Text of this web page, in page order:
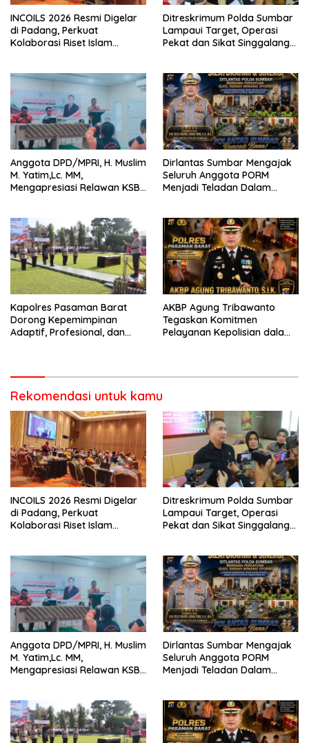
INCOILS 2026 Resmi Digelar
di Padang, Perkuat
Kolaborasi Riset Islam
Ditreskrimum Polda Sumbar
Lampaui Target, Operasi
Pekat dan Sikat Singgalang
Anggota DPD/MPRI, H. Muslim
M. Yatim,Lc. MM,
Mengapresiasi Relawan KSB
Bencana
Dirlantas Sumbar Mengajak
Seluruh Anggota PORM
Menjadi Teladan Dalam
Perlengkapan Keselamatan
Berkendara
Kapolres Pasaman Barat
Dorong Kepemimpinan
Adaptif, Profesional, dan
AKBP Agung Tribawanto
Tegaskan Komitmen
Pelayanan Kepolisian dalam
Rekomendasi untuk kamu
INCOILS 2026 Resmi Digelar
di Padang, Perkuat
Kolaborasi Riset Islam
Ditreskrimum Polda Sumbar
Lampaui Target, Operasi
Pekat dan Sikat Singgalang
Anggota DPD/MPRI, H. Muslim
M. Yatim,Lc. MM,
Mengapresiasi Relawan KSB
Bencana
Dirlantas Sumbar Mengajak
Seluruh Anggota PORM
Menjadi Teladan Dalam
Perlengkapan Keselamatan
Berkendara